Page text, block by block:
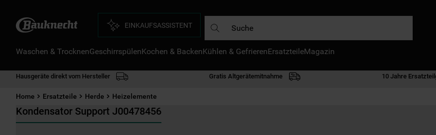
EINKAUFSASSISTENT
Waschen & TrocknenGeschirrspülenKochen & BackenKühlen & GefrierenErsatzteileMagazin
Hausgeräte direkt vom Hersteller Gratis Altgerätemitnahme 10 Jahre
Home Ersatzteile Herde Heizelemente
Kondensator Support J00478456
DIE HÄUFIGSTEN SUCHANFRAGEN